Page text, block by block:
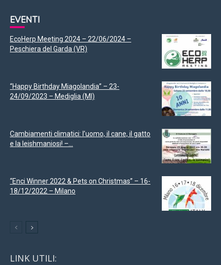
EVENTI
EcoHerp Meeting 2024 – 22/06/2024 –
Peschiera del Garda (VR)
“Happy Birthday Miagolandia” – 23-
24/09/2023 – Mediglia (MI)
Cambiamenti climatici: l’uomo, il cane, il gatto
e la leishmaniosi! –...
“Enci Winner 2022 & Pets on Christmas” – 16-
18/12/2022 – Milano
LINK UTILI: